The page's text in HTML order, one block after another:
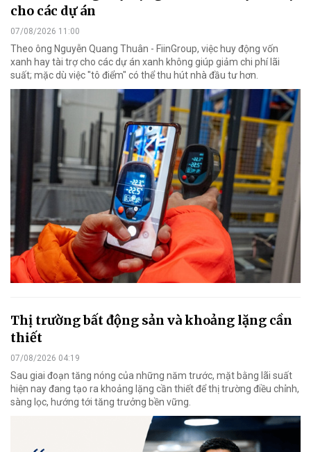
cho các dự án
07/08/2026 11:00
Theo ông Nguyễn Quang Thuân - FiinGroup, việc huy động vốn
xanh hay tài trợ cho các dự án xanh không giúp giảm chi phí lãi
suất; mặc dù việc "tô điểm" có thể thu hút nhà đầu tư hơn.
Thị trường bất động sản và khoảng lặng cần
thiết
07/08/2026 04:19
Sau giai đoạn tăng nóng của những năm trước, mặt bằng lãi suất
hiện nay đang tạo ra khoảng lặng cần thiết để thị trường điều chỉnh,
sàng lọc, hướng tới tăng trưởng bền vững.